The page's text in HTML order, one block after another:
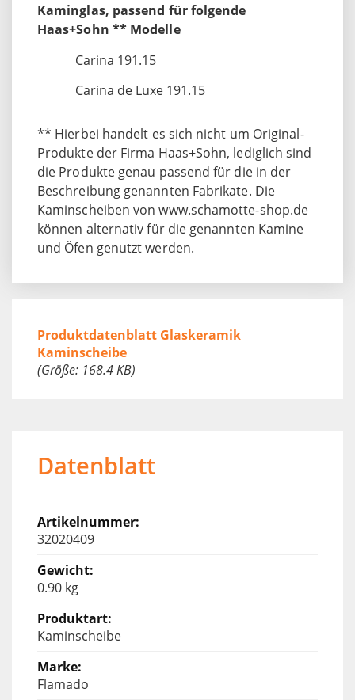
Kaminglas, passend für folgende
Haas+Sohn ** Modelle
Carina 191.15
Carina de Luxe 191.15
** Hierbei handelt es sich nicht um Original-
Produkte der Firma Haas+Sohn, lediglich sind
die Produkte genau passend für die in der
Beschreibung genannten Fabrikate. Die
Kaminscheiben von www.schamotte-shop.de
können alternativ für die genannten Kamine
und Öfen genutzt werden.
Produktdatenblatt Glaskeramik
Kaminscheibe
(Größe: 168.4 KB)
Datenblatt
32020409
0.90 kg
Kaminscheibe
Flamado